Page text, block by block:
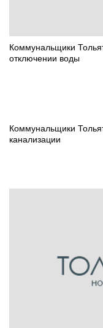
Коммунальщики
отключении воды
Коммунальщики
канализации